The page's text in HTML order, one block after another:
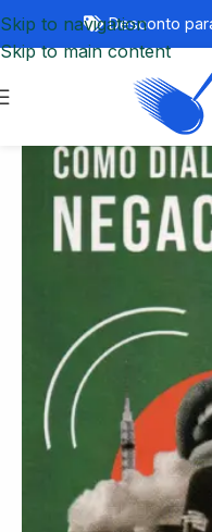
Skip to navigation
Skip to main content
Desconto